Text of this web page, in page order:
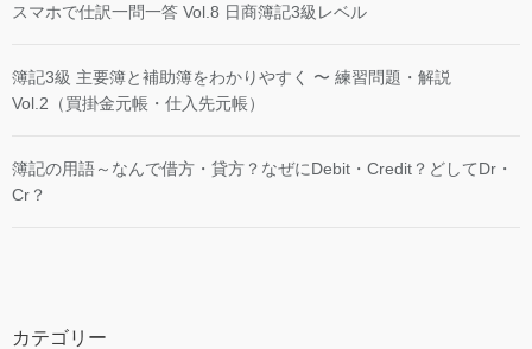
スマホで仕訳一問一答 Vol.8 日商簿記3級レベル
簿記3級 主要簿と補助簿をわかりやすく 〜 練習問題・解説
Vol.2（買掛金元帳・仕入先元帳）
簿記の用語～なんで借方・貸方？なぜにDebit・Credit？どしてDr・
Cr？
カテゴリー